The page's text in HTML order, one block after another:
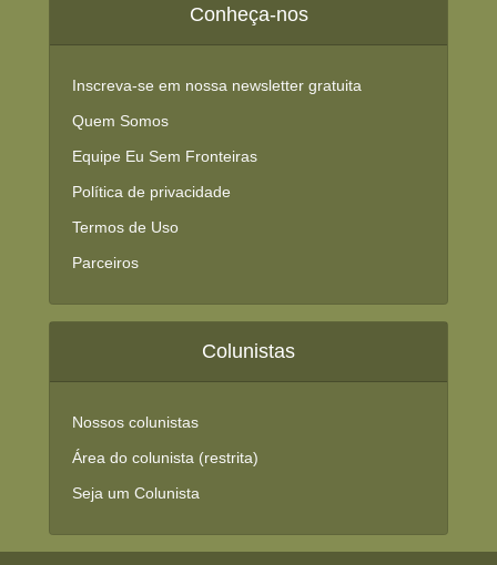
Conheça-nos
Inscreva-se em nossa newsletter gratuita
Quem Somos
Equipe Eu Sem Fronteiras
Política de privacidade
Termos de Uso
Parceiros
Colunistas
Nossos colunistas
Área do colunista (restrita)
Seja um Colunista